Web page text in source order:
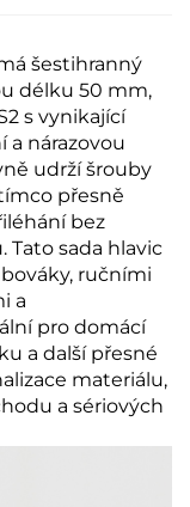
šestihranný
délku 50 mm,
s vynikající
nárazovou
udrží šrouby
přesně
bez
Tato sada hlavic
ručními
a
pro domácí
a další přesné
materiálu,
a sériových